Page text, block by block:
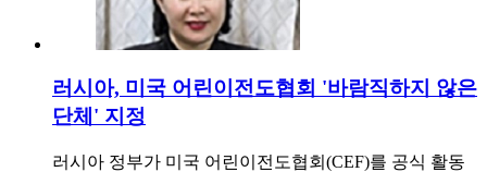
러시아, 미국 어린이전도협회 '바람직하지 않은
단체' 지정
러시아 정부가 미국 어린이전도협회(CEF)를 공식 활동